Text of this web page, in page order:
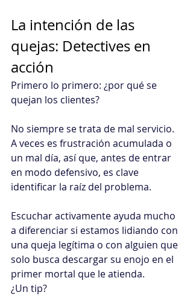
La intención de las
quejas: Detectives en
acción
Primero lo primero: ¿por qué se
quejan los clientes?
No siempre se trata de mal servicio.
A veces es frustración acumulada o
un mal día, así que, antes de entrar
en modo defensivo, es clave
identificar la raíz del problema.
Escuchar activamente ayuda mucho
a diferenciar si estamos lidiando con
una queja legítima o con alguien que
solo busca descargar su enojo en el
primer mortal que le atienda.
¿Un tip?